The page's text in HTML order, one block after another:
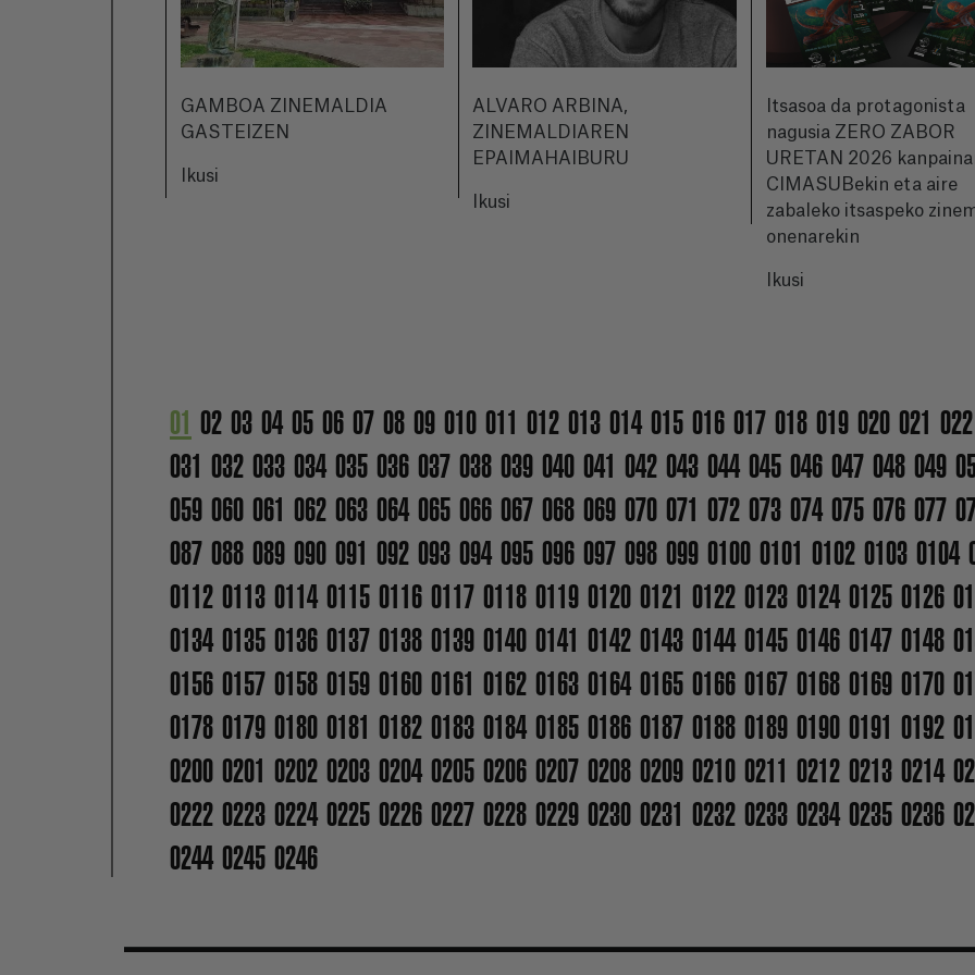
GAMBOA ZINEMALDIA
GASTEIZEN
Ikusi
ALVARO ARBINA,
ZINEMALDIAREN
EPAIMAHAIBURU
Ikusi
Itsasoa da protagonista
nagusia ZERO ZABOR
URETAN 2026
CIMASUBekin eta aire
zabaleko itsaspeko
onenarekin
Ikusi
01 02 03 04 05 06 07 08 09 010 011 012 013 014 015 016 017 018 019 020 021 022
031 032 033 034 035 036 037 038 039 040 041 042 043 044 045 046 047 048 049
059 060 061 062 063 064 065 066 067 068 069 070 071 072 073 074 075 076 077
087 088 089 090 091 092 093 094 095 096 097 098 099 0100 0101 0102 0103 0104
0112 0113 0114 0115 0116 0117 0118 0119 0120 0121 0122 0123 0124 0125 0126
0134 0135 0136 0137 0138 0139 0140 0141 0142 0143 0144 0145 0146 0147 0148
0156 0157 0158 0159 0160 0161 0162 0163 0164 0165 0166 0167 0168 0169 0170
0178 0179 0180 0181 0182 0183 0184 0185 0186 0187 0188 0189 0190 0191 0192
0200 0201 0202 0203 0204 0205 0206 0207 0208 0209 0210 0211 0212 0213 0214
0222 0223 0224 0225 0226 0227 0228 0229 0230 0231 0232 0233 0234 0235 0236
0244 0245 0246